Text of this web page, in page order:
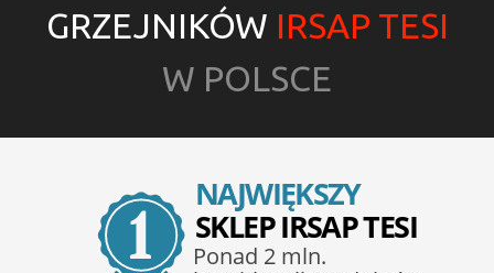
GRZEJNIKÓW IRSAP TESI
W POLSCE